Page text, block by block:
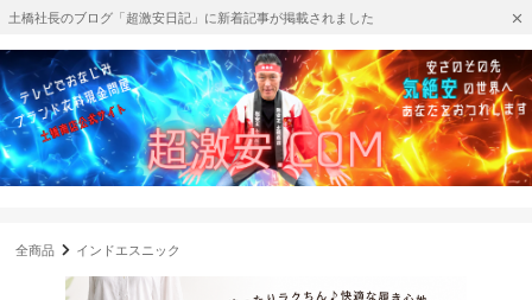
土橋社長のブログ「超激安日記」に新着記事が掲載されました
全商品 インドエスニック